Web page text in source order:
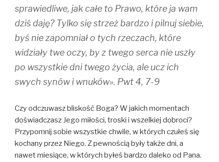
sprawiedliwe, jak całe to Prawo, które ja wam
dziś daję? Tylko się strzeż bardzo i pilnuj siebie,
byś nie zapomniał o tych rzeczach, które
widziały twe oczy, by z twego serca nie uszły
po wszystkie dni twego życia, ale ucz ich
swych synów i wnuków». Pwt 4, 7-9
Czy odczuwasz bliskość Boga? W jakich momentach
doświadczasz Jego miłości, troski i wszelkiej dobroci?
Przypomnij sobie wszystkie chwile, w których czułeś się
kochany przez Niego. Z pewnością były także dni, a
nawet miesiące, w których byłeś bardzo daleko od Pana.